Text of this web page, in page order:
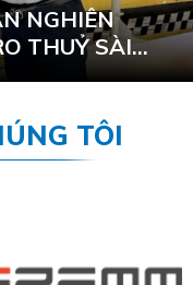
NGHIÊN
THUỶ SÀI
TÔI